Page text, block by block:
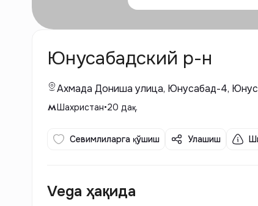
Юнусабадский р-н
Ахмада Дониша улица, Юнусабад-4,
Шахристан•20 дақ.
Севимлиларга қўшиш Улашиш
Vega ҳақида